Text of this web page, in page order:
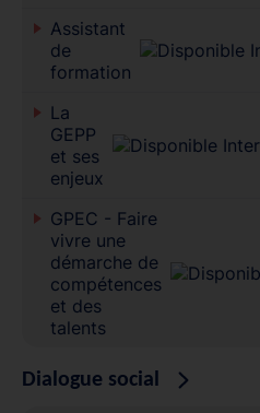
Assistant
de
formation
La
GEPP
et ses
enjeux
GPEC - Faire
vivre une
démarche de
compétences
et des
talents
Dialogue social